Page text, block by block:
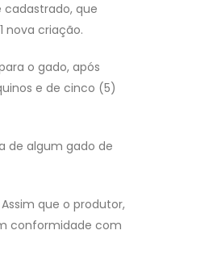
que
nova criação.
o gado, após
e de cinco (5)
de algum gado de
que o produtor,
conformidade com